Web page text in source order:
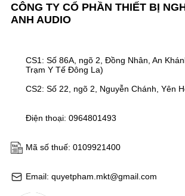
CÔNG TY CỔ PHẦN THIẾT BỊ
ANH AUDIO
Email: quyetpham.mkt@gmail.com
Mã số thuế: 0109921400
Điện thoại: 0964801493
CS1: Số 86A, ngõ 2, Đồng Nhân, An
Trạm Y Tế Đông La)
CS2: Số 22, ngõ 2, Nguyễn Chánh, Yên